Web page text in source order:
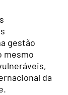
gestão
mesmo
da